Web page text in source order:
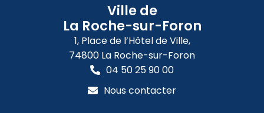
Ville de
La Roche-sur-Foron
1, Place de l’Hôtel de Ville,
74800 La Roche-sur-Foron
04 50 25 90 00
Nous contacter